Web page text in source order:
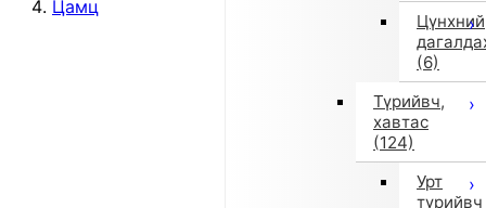
Цүнхний
(6)
Түрийвч,
хавтас
(124)
Урт
түрийвч
Цамц